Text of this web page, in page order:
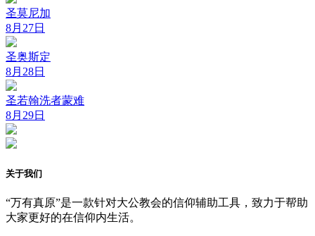
圣莫尼加
8月27日
圣奥斯定
8月28日
圣若翰洗者蒙难
8月29日
关于我们
“万有真原”是一款针对大公教会的信仰辅助工具，致力于帮助
大家更好的在信仰内生活。